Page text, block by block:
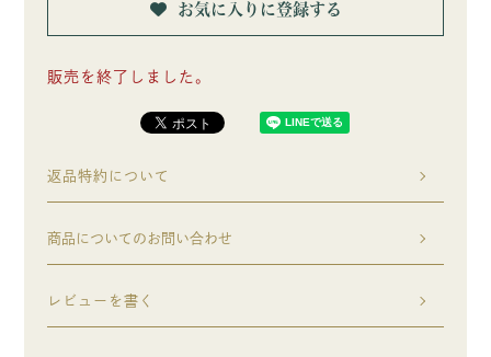
お気に入りに登録する
販売を終了しました。
返品特約について
商品についてのお問い合わせ
レビューを書く